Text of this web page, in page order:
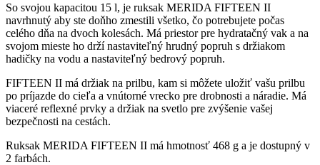
So svojou kapacitou 15 l, je ruksak MERIDA FIFTEEN II
navrhnutý aby ste doňho zmestili všetko, čo potrebujete počas
celého dňa na dvoch kolesách. Má priestor pre hydratačný vak a na
svojom mieste ho drží nastaviteľný hrudný popruh s držiakom
hadičky na vodu a nastaviteľný bedrový popruh.
FIFTEEN II má držiak na prilbu, kam si môžete uložiť vašu prilbu
po príjazde do cieľa a vnútorné vrecko pre drobnosti a náradie. Má
viaceré reflexné prvky a držiak na svetlo pre zvýšenie vašej
bezpečnosti na cestách.
Ruksak MERIDA FIFTEEN II má hmotnosť 468 g a je dostupný v
2 farbách.